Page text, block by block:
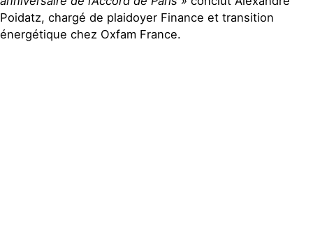
Poidatz, chargé de plaidoyer Finance et transition
énergétique chez Oxfam France.